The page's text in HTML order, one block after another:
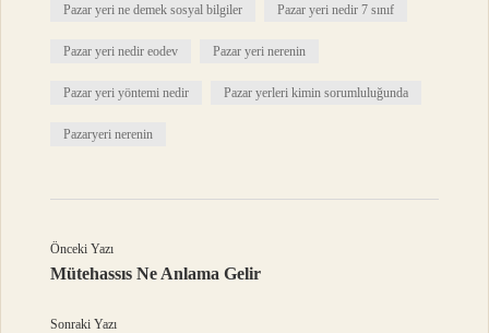
Pazar yeri ne demek sosyal bilgiler Pazar yeri nedir 7 sınıf
Pazar yeri nedir eodev Pazar yeri nerenin
Pazar yeri yöntemi nedir Pazar yerleri kimin sorumluluğunda
Pazaryeri nerenin
Önceki Yazı
Mütehassıs Ne Anlama Gelir
Sonraki Yazı